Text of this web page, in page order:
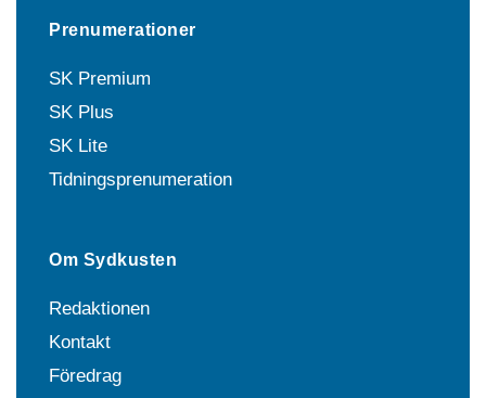
Prenumerationer
SK Premium
SK Plus
SK Lite
Tidningsprenumeration
Om Sydkusten
Redaktionen
Kontakt
Föredrag